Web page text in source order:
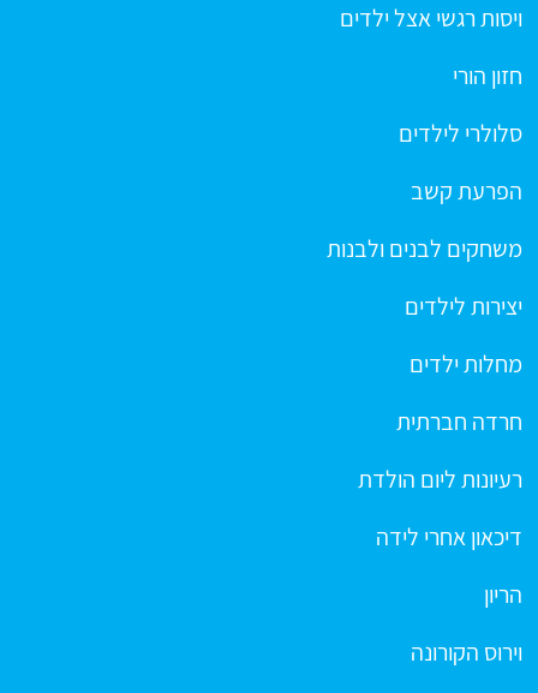
ויסות רגשי אצל ילדים
חזון הורי
סלולרי לילדים
הפרעת קשב
משחקים לבנים ולבנות
יצירות לילדים
מחלות ילדים
חרדה חברתית
רעיונות ליום הולדת
דיכאון אחרי לידה
הריון
וירוס הקורונה